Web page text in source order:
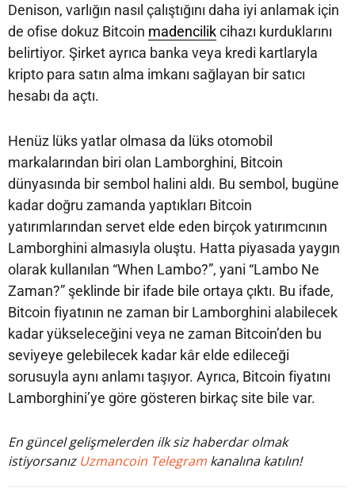
Denison, varlığın nasıl çalıştığını daha iyi anlamak için
de ofise dokuz Bitcoin madencilikcihazı kurduklarını
belirtiyor. Şirket ayrıca banka veya kredi kartlaryla
kripto para satın alma imkanı sağlayan bir satıcı
hesabı da açtı.
Henüz lüks yatlar olmasa da lüks otomobil
markalarından biri olan Lamborghini, Bitcoin
dünyasında bir sembol halini aldı. Bu sembol, bugüne
kadar doğru zamanda yaptıkları Bitcoin
yatırımlarından servet elde eden birçok yatırımcının
Lamborghini almasıyla oluştu. Hatta piyasada yaygın
olarak kullanılan “When Lambo?”, yani “Lambo Ne
Zaman?” şeklinde bir ifade bile ortaya çıktı. Bu ifade,
Bitcoin fiyatının ne zaman bir Lamborghini alabilecek
kadar yükseleceğini veya ne zaman Bitcoin’den bu
seviyeye gelebilecek kadar kâr elde edileceği
sorusuyla aynı anlamı taşıyor. Ayrıca, Bitcoin fiyatını
Lamborghini’ye göre gösteren birkaç site bile var.
En güncel gelişmelerden ilk siz haberdar olmak
istiyorsanız Uzmancoin Telegram kanalına katılın!